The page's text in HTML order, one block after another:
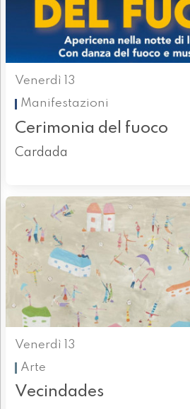
Venerdì 13
Manifestazioni
Cerimonia del fuoco​
Cardada
Venerdì 13
Arte
Vecindades